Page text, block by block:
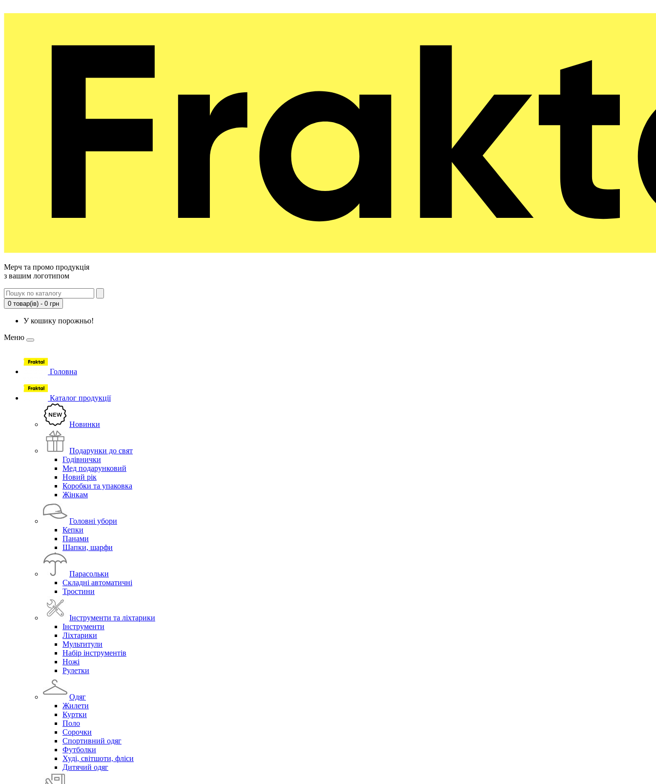
Мерч та промо продукція
з вашим логотипом
0 товар(ів) - 0 грн
У кошику порожньо!
Меню
Головна
Каталог продукції
Новинки
Подарунки до свят
Годівнички
Мед подарунковий
Новий рік
Коробки та упаковка
Жінкам
Головні убори
Кепки
Панами
Шапки, шарфи
Парасольки
Складні автоматичні
Тростини
Інструменти та ліхтарики
Інструменти
Ліхтарики
Мультитули
Набір інструментів
Ножі
Рулетки
Одяг
Жилети
Куртки
Поло
Сорочки
Спортивний одяг
Футболки
Худі, світшоти, фліси
Дитячий одяг